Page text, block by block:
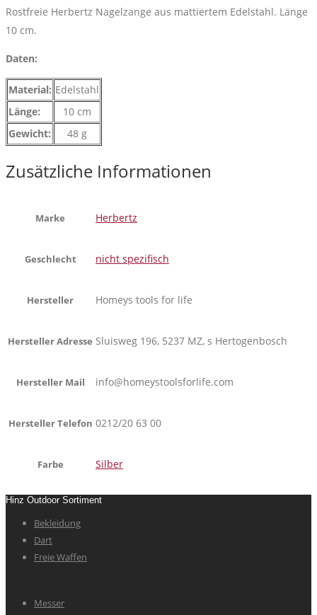
Rostfreie Herbertz Nagelzange aus mattiertem Edelstahl. Länge
10 cm.
Daten:
Material: Edelstahl
Länge:
10 cm
Gewicht:
48 g
Zusätzliche Informationen
Marke Herbertz
Geschlecht nicht spezifisch
Hersteller Homeys tools for life
Hersteller Adresse Sluisweg 196, 5237 MZ, s Hertogenbosch
Hersteller Mail info@homeystoolsforlife.com
Hersteller Telefon 0212/20 63 00
Farbe Silber
Hinz Outdoor Sortiment
Bekleidung
Dart
Freie Waffen
Messer